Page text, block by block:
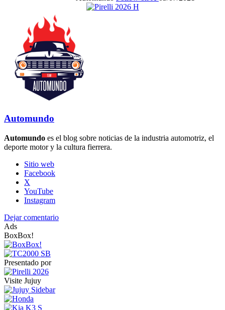
Automundo
Automundo es el blog sobre noticias de la industria automotriz, el
deporte motor y la cultura fierrera.
Sitio web
Facebook
X
YouTube
Instagram
Dejar comentario
Ads
BoxBox!
Presentado por
Visite Jujuy